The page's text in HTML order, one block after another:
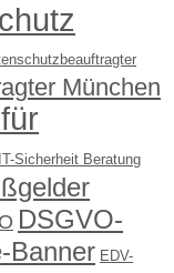
München
Sicherheit Beratung
DSGVO-
Banner EDV-